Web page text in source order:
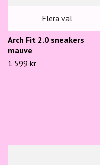
Flera val
Arch Fit 2.0 sneakers
mauve
1 599 kr